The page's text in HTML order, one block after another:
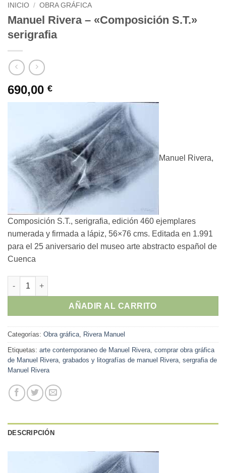
INICIO / OBRA GRÁFICA
Manuel Rivera – «Composición S.T.»
serigrafia
690,00 €
Manuel Rivera,
Composición S.T., serigrafia, edición 460 ejemplares
numerada y firmada a lápiz, 56×76 cms. Editada en 1.991
para el 25 aniversario del museo arte abstracto español de
Cuenca
Manuel Rivera - "Composición S.T." serigrafia cantidad
AÑADIR AL CARRITO
Categorías: Obra gráfica Rivera Manuel
Etiquetas: arte contemporaneo de Manuel Rivera comprar obra gráfica
de Manuel Rivera grabados y litografías de manuel Rivera sergrafia de
Manuel Rivera
DESCRIPCIÓN